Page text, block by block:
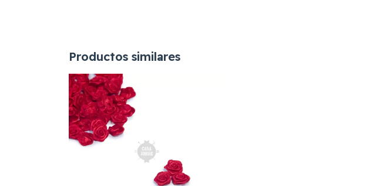
Productos similares